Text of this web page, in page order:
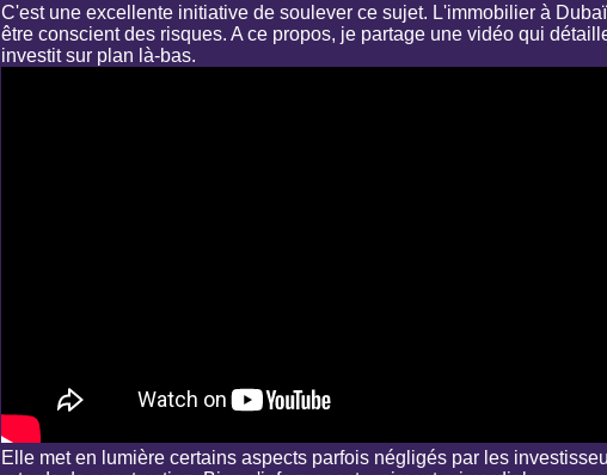
C'est une excellente initiative de soulever ce sujet. L'immobilier à
être conscient des risques. A ce propos, je partage une vidéo qui
investit sur plan là-bas.
Elle met en lumière certains aspects parfois négligés par les